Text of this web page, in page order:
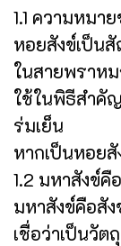
1.1 ความหมา
หอยสังข์เป็น
ในสายพราห
ใช้ในพิธีสำคั
ร่มเย็น
หากเป็นหอยสั
1.2 มหาสังข์คื
มหาสังข์คือสั
เชื่อว่าเป็นวั